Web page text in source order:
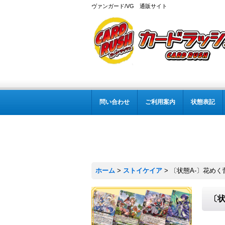
ヴァンガード/VG 通販サイト
問い合わせ ご利用案内 状態表記
ホーム > ストイケイア > 〔状態A-〕花め
〔